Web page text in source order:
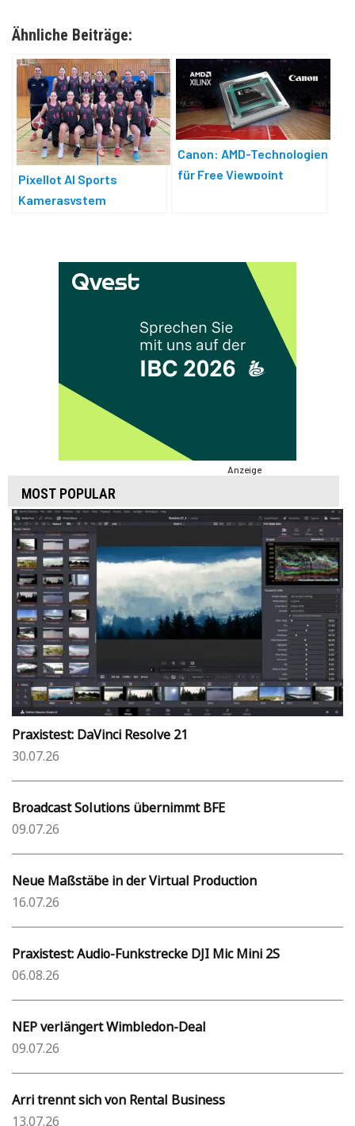
Ähnliche Beiträge:
Pixellot AI Sports
Kamerasystem
Canon: AMD-Technologien
für Free Viewpoint
Anzeige
MOST POPULAR
Praxistest: DaVinci Resolve 21
30.07.26
Broadcast Solutions übernimmt BFE
09.07.26
Neue Maßstäbe in der Virtual Production
16.07.26
Praxistest: Audio-Funkstrecke DJI Mic Mini 2S
06.08.26
NEP verlängert Wimbledon-Deal
09.07.26
Arri trennt sich von Rental Business
13.07.26